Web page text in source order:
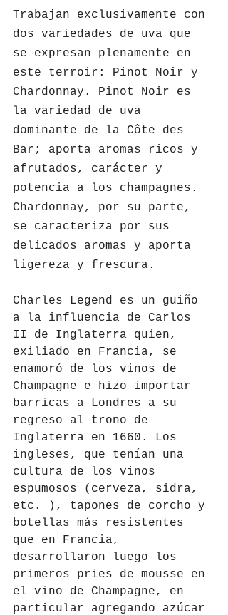
Trabajan exclusivamente con
dos variedades de uva que
se expresan plenamente en
este terroir: Pinot Noir y
Chardonnay. Pinot Noir es
la variedad de uva
dominante de la Côte des
Bar; aporta aromas ricos y
afrutados, carácter y
potencia a los champagnes.
Chardonnay, por su parte,
se caracteriza por sus
delicados aromas y aporta
ligereza y frescura.
Charles Legend es un guiño
a la influencia de Carlos
II de Inglaterra quien,
exiliado en Francia, se
enamoró de los vinos de
Champagne e hizo importar
barricas a Londres a su
regreso al trono de
Inglaterra en 1660. Los
ingleses, que tenían una
cultura de los vinos
espumosos (cerveza, sidra,
etc. ), tapones de corcho y
botellas más resistentes
que en Francia,
desarrollaron luego los
primeros pries de mousse en
el vino de Champagne, en
particular agregando azúcar